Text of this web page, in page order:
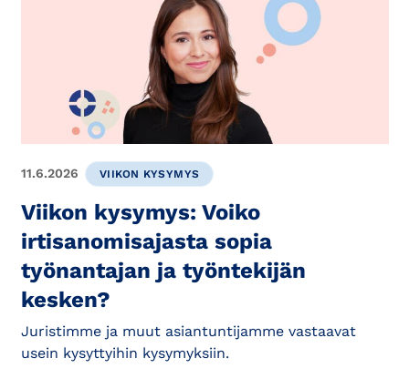
11.6.2026 VIIKON KYSYMYS
Viikon kysymys: Voiko
irtisanomisajasta sopia
työnantajan ja työntekijän
kesken?
Juristimme ja muut asiantuntijamme vastaavat
usein kysyttyihin kysymyksiin.